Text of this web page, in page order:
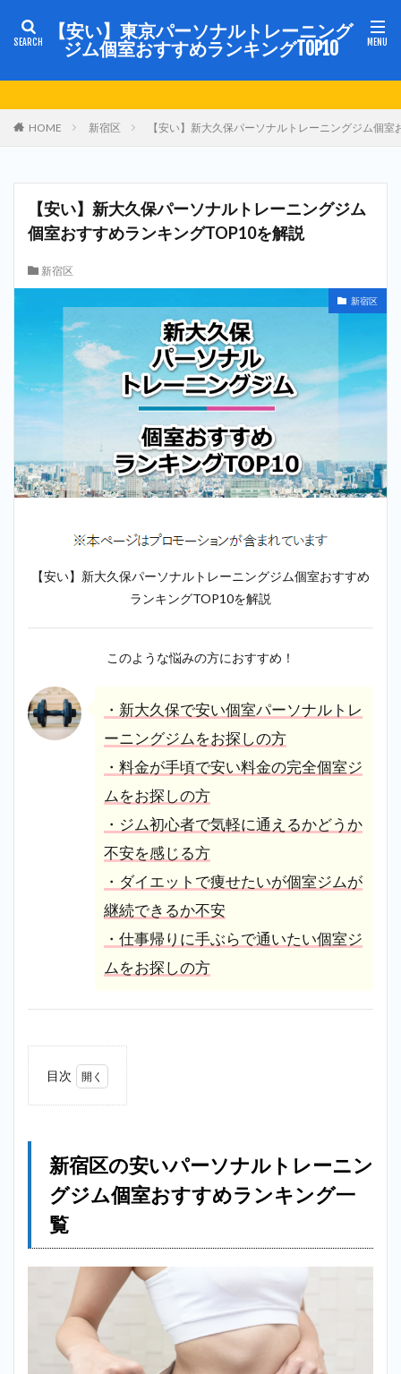
【安い】東京パーソナルトレーニング
ジム個室おすすめランキングTOP10
HOME 新宿区 【安い】新大久保パーソナルトレーニングジム個
【安い】新大久保パーソナルトレーニングジム
個室おすすめランキングTOP10を解説
新宿区
新宿区
【安い】新大久保パーソナルトレーニングジム個室おすすめ
ランキングTOP10を解説
このような悩みの方におすすめ！
・新大久保で安い個室パーソナルトレ
ーニングジムをお探しの方
・料金が手頃で安い料金の完全個室ジ
ムをお探しの方
・ジム初心者で気軽に通えるかどうか
不安を感じる方
・ダイエットで痩せたいが個室ジムが
継続できるか不安
・仕事帰りに手ぶらで通いたい個室ジ
ムをお探しの方
目次
パー
ルト
レー
ニン
グジ
ンキ
ング
一覧
新宿区の安いパーソナルトレーニン
グジム個室おすすめランキング一
覧